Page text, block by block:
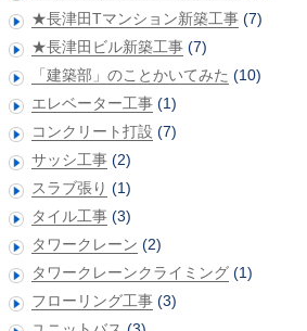
★長津田Tマンション新築工事 (7)
★長津田ビル新築工事 (7)
「建築部」のことかいてみた (10)
エレベーター工事 (1)
コンクリート打設 (7)
サッシ工事 (2)
スラブ張り (1)
タイル工事 (3)
タワークレーン (2)
タワークレーンクライミング (1)
フローリング工事 (3)